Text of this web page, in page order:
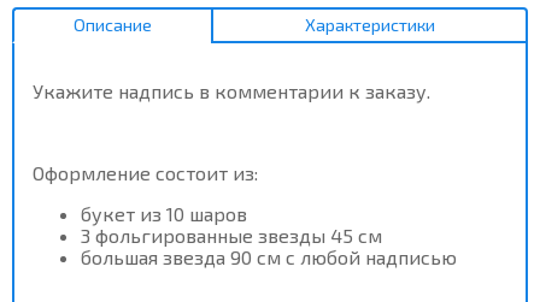
Описание Характеристики
Укажите надпись в комментарии к заказу.
Оформление состоит из:
букет из 10 шаров
3 фольгированные звезды 45 см
большая звезда 90 см с любой надписью